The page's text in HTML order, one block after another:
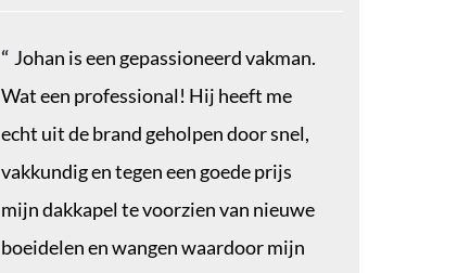
Johan is een gepassioneerd vakman.
Wat een professional! Hij heeft me
echt uit de brand geholpen door snel,
vakkundig en tegen een goede prijs
mijn dakkapel te voorzien van nieuwe
boeidelen en wangen waardoor mijn